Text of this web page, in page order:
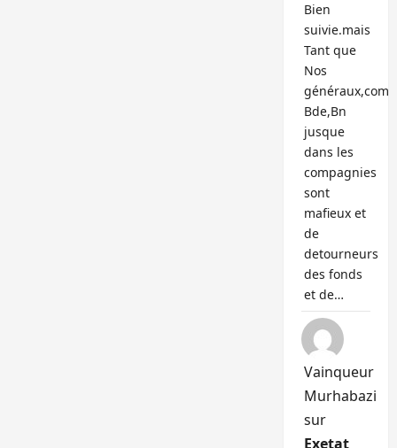
Bien
suivie.mais
Tant que
Nos
généraux,com
Bde,Bn
jusque
dans les
compagnies
sont
mafieux et
de
detourneurs
des fonds
et de…
Vainqueur
Murhabazi
sur
Exetat